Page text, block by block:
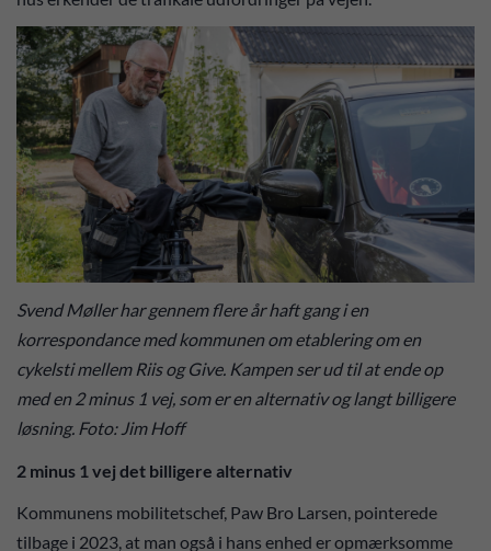
Svend Møller har gennem flere år haft gang i en
korrespondance med kommunen om etablering om en
cykelsti mellem Riis og Give. Kampen ser ud til at ende op
med en 2 minus 1 vej, som er en alternativ og langt billigere
løsning. Foto: Jim Hoff
2 minus 1 vej det billigere alternativ
Kommunens mobilitetschef, Paw Bro Larsen, pointerede
tilbage i 2023, at man også i hans enhed er opmærksomme